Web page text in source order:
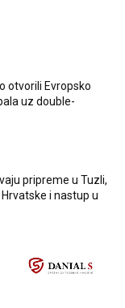
otvorili Evropsko
uz double-
pripreme u Tuzli,
i nastup u